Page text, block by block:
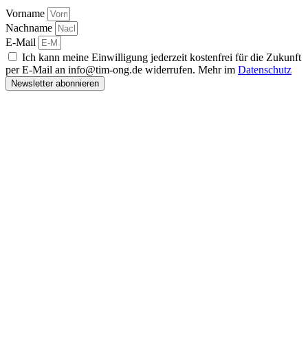
Vorname
Nachname
E-Mail
Ich kann meine Einwilligung jederzeit kostenfrei für die Zukunft
per E-Mail an info@tim-ong.de widerrufen. Mehr im Datenschutz
Newsletter abonnieren